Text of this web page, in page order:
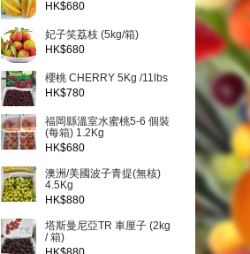
HK$680
妃子笑荔枝 (5kg/箱)
HK$680
櫻桃 CHERRY 5Kg /11lbs
HK$780
福岡縣溫室水蜜桃5-6 個裝
(每箱) 1.2Kg
HK$680
澳洲/美國波子青提(無核)
4.5Kg
HK$880
塔斯曼尼亞TR 車厘子 (2kg
/ 箱)